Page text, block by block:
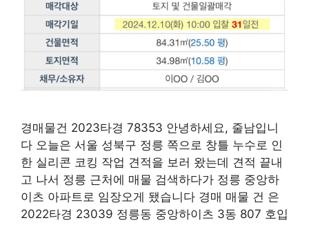
경매물건 2023타경 78353 안녕하세요, 줄남입니
다 오늘은 서울 성북구 정릉 쪽으로 창틀 누수로 인
한 실리콘 코킹 작업 견적을 보러 왔는데 견적 끝내
고 나서 정릉 근처에 매물 검색하다가 정릉 중앙하
이츠 아파트로 임장오게 됐습니다 경매 매물 건 은
2022타경 23039 정릉동 중앙하이츠 3동 807 호입